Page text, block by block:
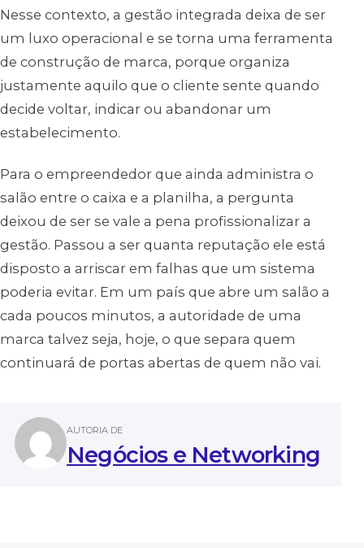
Nesse contexto, a gestão integrada deixa de ser
um luxo operacional e se torna uma ferramenta
de construção de marca, porque organiza
justamente aquilo que o cliente sente quando
decide voltar, indicar ou abandonar um
estabelecimento.
Para o empreendedor que ainda administra o
salão entre o caixa e a planilha, a pergunta
deixou de ser se vale a pena profissionalizar a
gestão. Passou a ser quanta reputação ele está
disposto a arriscar em falhas que um sistema
poderia evitar. Em um país que abre um salão a
cada poucos minutos, a autoridade de uma
marca talvez seja, hoje, o que separa quem
continuará de portas abertas de quem não vai.
AUTORIA DE
Negócios e Networking